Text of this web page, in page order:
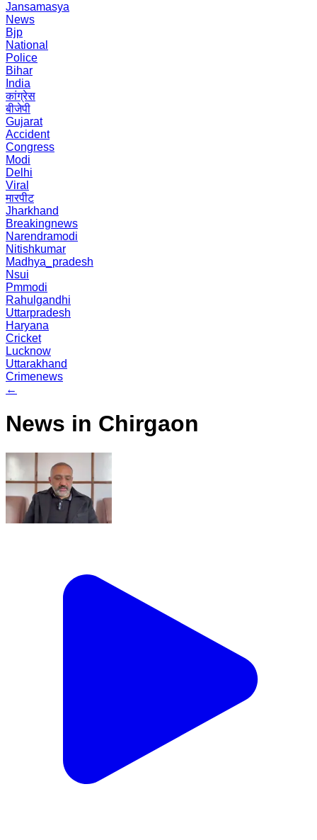
Jansamasya
News
Bjp
National
Police
Bihar
India
कांग्रेस
बीजेपी
Gujarat
Accident
Congress
Modi
Delhi
Viral
मारपीट
Jharkhand
Breakingnews
Narendramodi
Nitishkumar
Madhya_pradesh
Nsui
Pmmodi
Rahulgandhi
Uttarpradesh
Haryana
Cricket
Lucknow
Uttarakhand
Crimenews
←
News in Chirgaon